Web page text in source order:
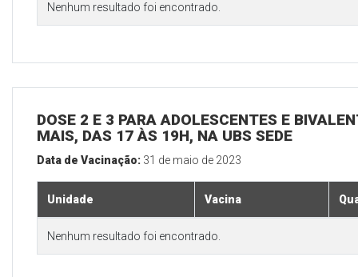
Nenhum resultado foi encontrado.
DOSE 2 E 3 PARA ADOLESCENTES E
MAIS, DAS 17 ÀS 19H, NA UBS SEDE
Data de Vacinação: 31 de maio de 2023
Unidade Vacina
Nenhum resultado foi encontrado.